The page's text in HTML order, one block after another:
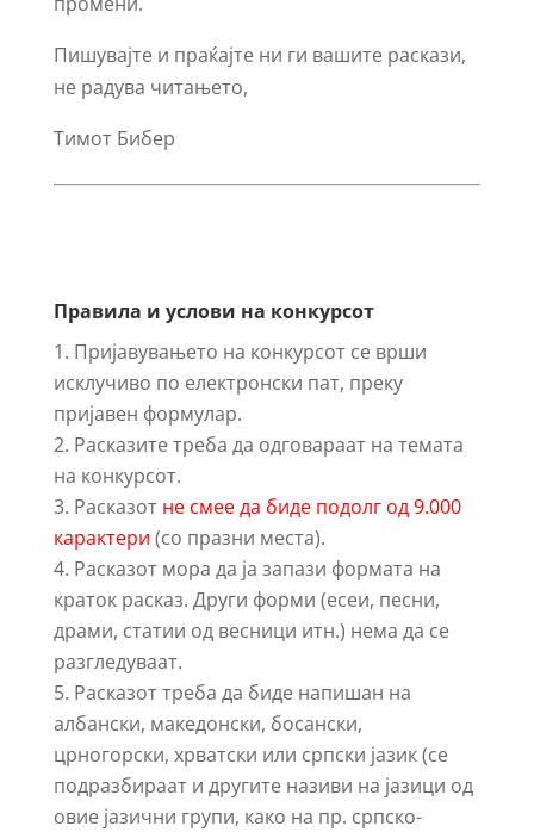
Пишувајте и праќајте ни ги вашите раскази,
не радува читањето,
Тимот Бибер
Правила и услови на конкурсот
Пријавувањето на конкурсот се врши
исклучиво по електронски пат, преку
пријавен формулар.
Расказите треба да одговараат на темата
на конкурсот.
Расказот не смее да биде подолг од 9.000
карактери (со празни места).
Расказот мора да ја запази формата на
краток расказ. Други форми (есеи, песни,
драми, статии од весници итн.) нема да се
разгледуваат.
Расказот треба да биде напишан на
албански, македонски, босански,
црногорски, хрватски или српски јазик (се
подразбираат и другите називи на јазици од
овие јазични групи, како на пр. српско-